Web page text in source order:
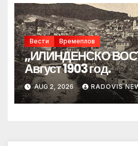
Вести Времеплов
„ИЛИНДЕНСКО
Август 1903 год.
AUG 2, 2026 RADOVIS